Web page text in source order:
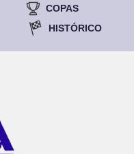
COPAS
HISTÓRICO